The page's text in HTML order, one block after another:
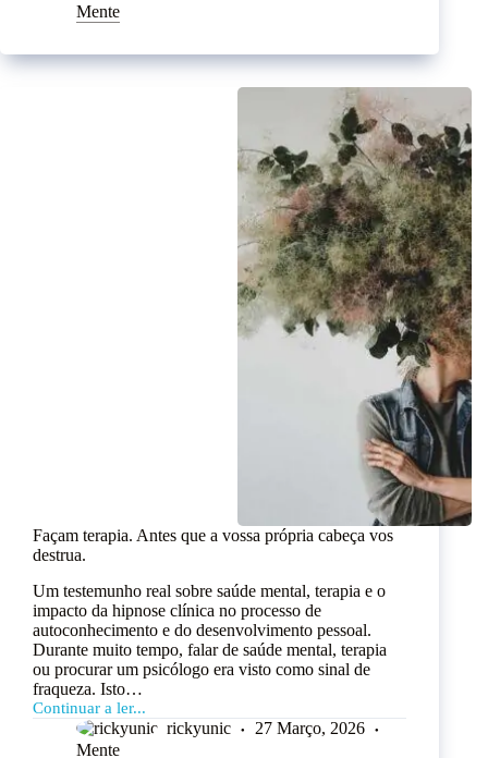
Mente
Façam terapia. Antes que a vossa própria cabeça vos
destrua.
Um testemunho real sobre saúde mental, terapia e o
impacto da hipnose clínica no processo de
autoconhecimento e do desenvolvimento pessoal.
Durante muito tempo, falar de saúde mental, terapia
ou procurar um psicólogo era visto como sinal de
fraqueza. Isto…
Continuar a ler...
rickyunic
27 Março, 2026
Mente